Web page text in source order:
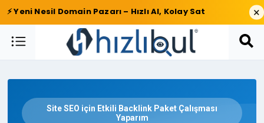
⚡ Yeni Nesil Domain Pazarı – Hızlı Al, Kolay Sat ×
Site SEO için Etkili Backlink Paket Çalışması
Yaparım